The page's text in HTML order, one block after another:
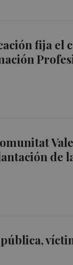
fija el
de
pública,